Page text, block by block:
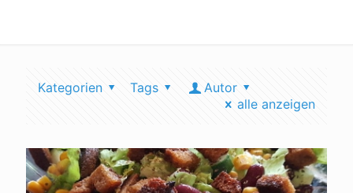
Kategorien Tags
Autor
alle anzeigen